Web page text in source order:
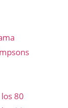
80